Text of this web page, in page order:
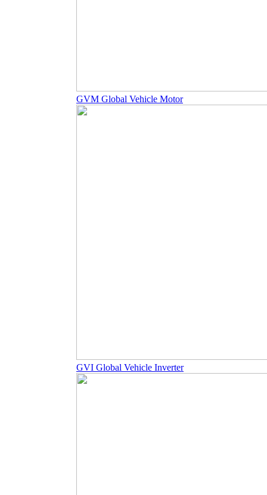
GVM Global Vehicle Motor
GVI Global Vehicle Inverter